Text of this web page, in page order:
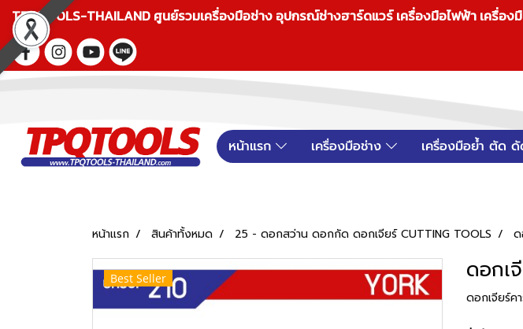
TPQTOOLS-THAILAND ศูนย์รวมเครื่องมือช่าง อุปกรณ์ช่างฮาร์ดแวร์ เครื่องมือไฟฟ้า เครื่
หน้าแรก เครื่องมือช่าง เครื่องมือย้ำ ตัด ดั
หน้าแรก สินค้าทั้งหมด 25 - ดอกสว่าน ดอกกัด ดอกเจียร์ CUTTING TOOLS ด
Best Seller ดอกเ
ดอกเจียร์ค